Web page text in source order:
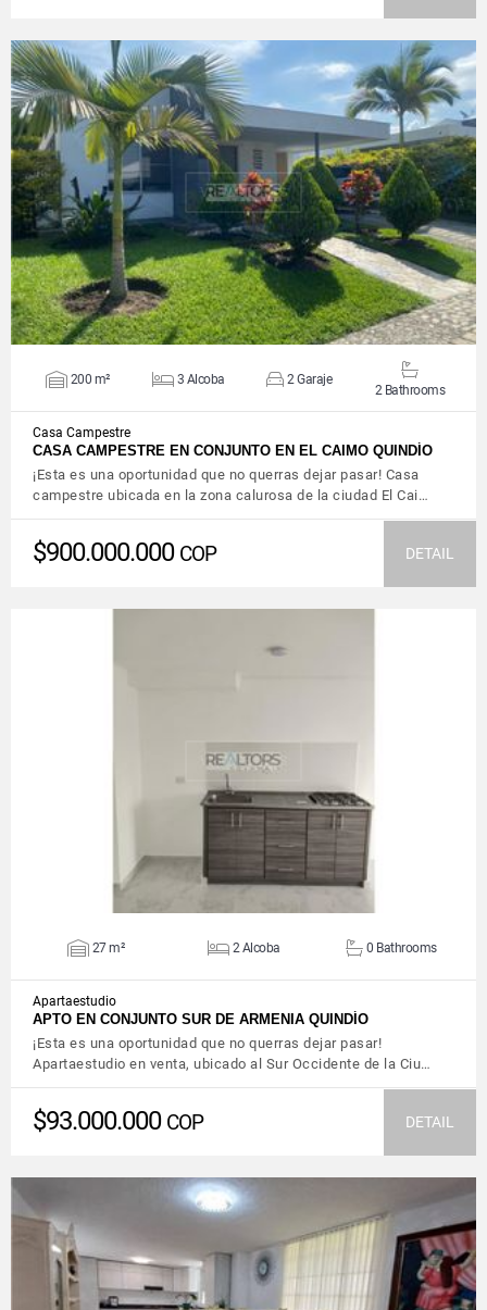
VIEW DETAILS
200 m² 3 Alcoba 2 Garaje
2 Bathrooms
Casa Campestre
CASA CAMPESTRE EN CONJUNTO EN EL CAIMO QUINDÍO
¡Esta es una oportunidad que no querras dejar pasar! Casa
campestre ubicada en la zona calurosa de la ciudad El Cai…
$900.000.000 COP DETAIL
VIEW DETAILS
27 m² 2 Alcoba 0 Bathrooms
Apartaestudio
APTO EN CONJUNTO SUR DE ARMENIA QUINDÍO
¡Esta es una oportunidad que no querras dejar pasar!
Apartaestudio en venta, ubicado al Sur Occidente de la Ciu…
$93.000.000 COP DETAIL